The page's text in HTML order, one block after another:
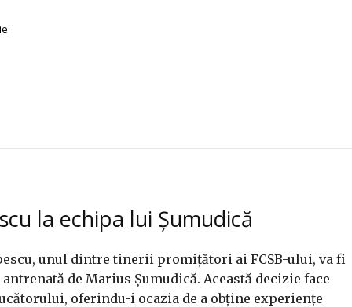
la echipa lui Șumudică
unul dintre tinerii promițători ai FCSB-ului, va fi
de Marius Șumudică. Această decizie face
oferindu-i ocazia de a obține experiențe